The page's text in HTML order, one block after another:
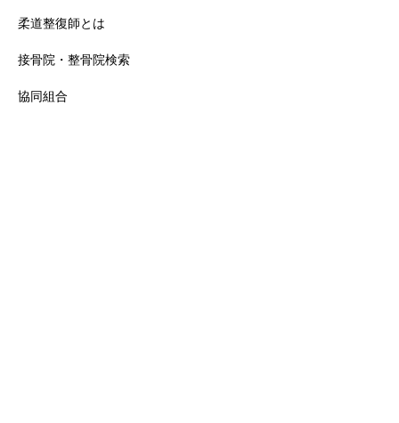
柔道整復師とは
接骨院・整骨院検索
協同組合